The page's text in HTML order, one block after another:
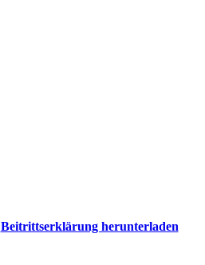
Beitrittserklärung herunterladen